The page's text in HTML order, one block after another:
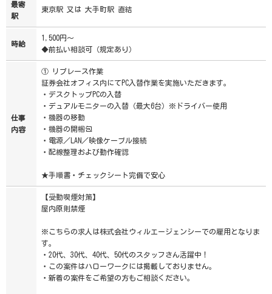
最寄
駅
東京駅 又は 大手町駅 直結
時給
1,500円～
◆前払い相談可（規定あり）
仕事
内容
① リプレース作業
証券会社オフィス内にてPC入替作業を実施いただきます。
・デスクトップPCの入替
・デュアルモニターの入替（最大6台）※ドライバー使用
・機器の移動
・機器の開梱包
・電源／LAN／映像ケーブル接続
・配線整理および動作確認
★手順書・チェックシート完備で安心
【受動喫煙対策】
屋内原則禁煙
※こちらの求人は株式会社ウィルエージェンシーでの雇用となりま
す。
・20代、30代、40代、50代のスタッフさん活躍中！
・この案件はハローワークには掲載しておりません。
・新着の案件をご希望の方もご相談ください。